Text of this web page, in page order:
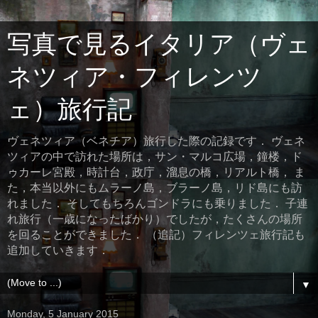
写真で見るイタリア（ヴェ
ネツィア・フィレンツ
ェ）旅行記
ヴェネツィア（ベネチア）旅行した際の記録です． ヴェネ
ツィアの中で訪れた場所は，サン・マルコ広場，鐘楼，ド
ゥカーレ宮殿，時計台，政庁，溜息の橋，リアルト橋， ま
た，本当以外にもムラーノ島，ブラーノ島，リド島にも訪
れました． そしてもちろんゴンドラにも乗りました． 子連
れ旅行（一歳になったばかり）でしたが，たくさんの場所
を回ることができました． （追記）フィレンツェ旅行記も
追加していきます．
▼
Monday, 5 January 2015